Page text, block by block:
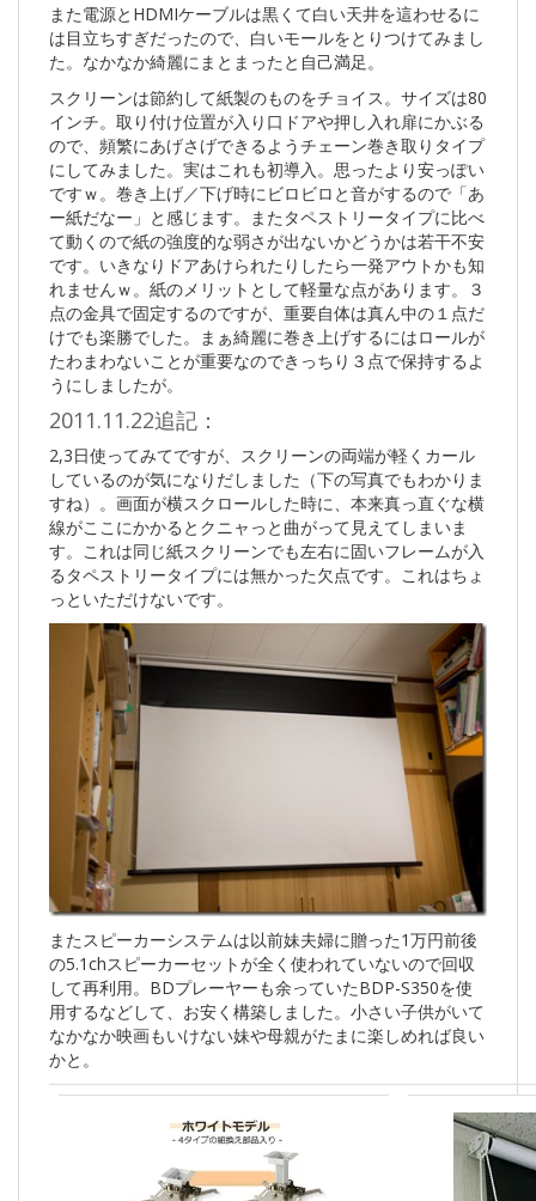
また電源とHDMIケーブルは黒くて白い天井を這わせるに
は目立ちすぎだったので、白いモールをとりつけてみまし
た。なかなか綺麗にまとまったと自己満足。
スクリーンは節約して紙製のものをチョイス。サイズは80
インチ。取り付け位置が入り口ドアや押し入れ扉にかぶる
ので、頻繁にあげさげできるようチェーン巻き取りタイプ
にしてみました。実はこれも初導入。思ったより安っぽい
ですｗ。巻き上げ／下げ時にビロビロと音がするので「あ
ー紙だなー」と感じます。またタペストリータイプに比べ
て動くので紙の強度的な弱さが出ないかどうかは若干不安
です。いきなりドアあけられたりしたら一発アウトかも知
れませんｗ。紙のメリットとして軽量な点があります。３
点の金具で固定するのですが、重要自体は真ん中の１点だ
けでも楽勝でした。まぁ綺麗に巻き上げするにはロールが
たわまわないことが重要なのできっちり３点で保持するよ
うにしましたが。
2011.11.22追記：
2,3日使ってみてですが、スクリーンの両端が軽くカール
しているのが気になりだしました（下の写真でもわかりま
すね）。画面が横スクロールした時に、本来真っ直ぐな横
線がここにかかるとクニャっと曲がって見えてしまいま
す。これは同じ紙スクリーンでも左右に固いフレームが入
るタペストリータイプには無かった欠点です。これはちょ
っといただけないです。
またスピーカーシステムは以前妹夫婦に贈った1万円前後
の5.1chスピーカーセットが全く使われていないので回収
して再利用。BDプレーヤーも余っていたBDP-S350を使
用するなどして、お安く構築しました。小さい子供がいて
なかなか映画もいけない妹や母親がたまに楽しめれば良い
かと。